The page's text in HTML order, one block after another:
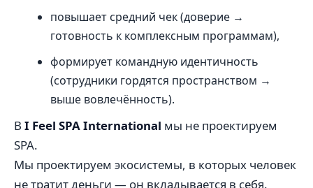
повышает средний чек (доверие →
готовность к комплексным программам),
формирует командную идентичность
(сотрудники гордятся пространством →
выше вовлечённость).
В I Feel SPA International мы не проектируем
SPA.
Мы проектируем экосистемы, в которых человек
не тратит деньги — он вкладывается в себя.